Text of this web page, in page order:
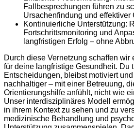
Fallbesprechungen führen zu
Ursachenfindung und effektiver
Kontinuierliche Unterstützung:
Fortschrittsmonitoring und
langfristigen Erfolg – ohne
Durch diese Vernetzung schaffen
für deine langfristige Gesundheit. Du
Entscheidungen, bleibst motiviert
nachhaltiger – mit einer Betreuung,
Orientierungshilfe anfühlt, nicht wie
Unser interdisziplinäres Modell
in ihrem Kontext zu sehen und zu
medizinische Behandlung und